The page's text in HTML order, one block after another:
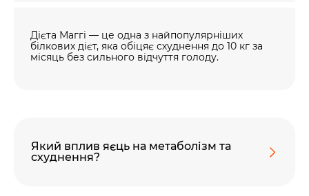
Дієта Маггі — це одна з найпопулярніших
білкових дієт, яка обіцяє схуднення до 10 кг за
місяць без сильного відчуття голоду.
Який вплив яєць на метаболізм та
схуднення?